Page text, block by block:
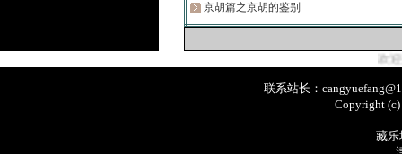
京胡篇之京胡的鉴别
欢迎光临
联系站长：
Copyright
藏